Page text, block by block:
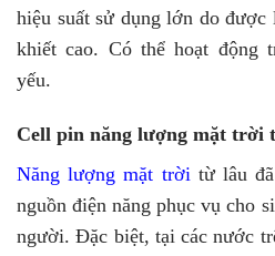
hiệu suất sử dụng lớn do
khiết cao. Có thể hoạt động
yếu.
Cell pin năng lượng mặt trời
Năng lượng mặt trờitừ lâu đã
nguồn điện năng phục vụ cho
người. Đặc biệt, tại các nước